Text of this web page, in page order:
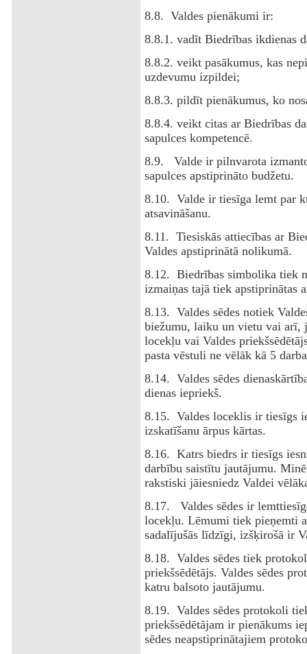
8.8. Valdes pienākumi ir:
8.8.1. vadīt Biedrības ikdienas
8.8.2. veikt pasākumus, kas
uzdevumu izpildei;
8.8.3. pildīt pienākumus, ko
8.8.4. veikt citas ar Biedrības
sapulces kompetencē.
8.9. Valde ir pilnvarota
sapulces apstiprināto budžetu.
8.10. Valde ir tiesīga lemt par
atsavināšanu.
8.11. Tiesiskās attiecības ar
Valdes apstiprinātā nolikumā.
8.12. Biedrības simbolika tiek
izmaiņas tajā tiek apstiprinātas
8.13. Valdes sēdes notiek
biežumu, laiku un vietu vai arī,
locekļu vai Valdes
pasta vēstuli ne vēlāk kā 5
8.14. Valdes sēdes
dienas iepriekš.
8.15. Valdes loceklis ir tiesīgs
izskatīšanu ārpus kārtas.
8.16. Katrs biedrs ir tiesīgs
darbību saistītu jautājumu.
rakstiski jāiesniedz Valdei
8.17. Valdes sēdes ir
locekļu. Lēmumi tiek pieņemti
sadalījušās līdzīgi, izšķirošā ir
8.18. Valdes sēdes tiek
priekšsēdētājs. Valdes sēdes
katru balsoto jautājumu.
8.19. Valdes sēdes protokoli
priekšsēdētājam ir pienākums
sēdes neapstiprinātajiem